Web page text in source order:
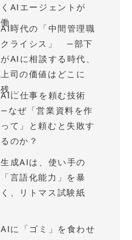
くAIエージェントが
働...
AI時代の「中間管理職
クライシス」 —部下
がAIに相談する時代、
上司の価値はどこに
残...
AIに仕事を頼む技術
—なぜ「営業資料を作
って」と頼むと失敗す
るのか？
生成AIは、使い手の
「言語化能力」を暴
く、リトマス試験紙
AIに「ゴミ」を食わせ